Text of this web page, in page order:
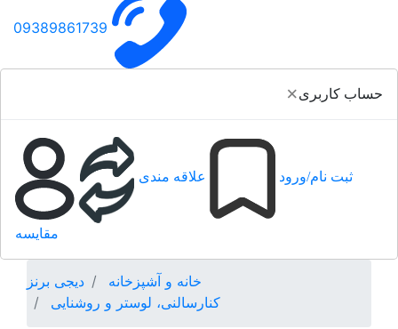
09389861739
×حساب کاربری
ثبت نام/ورود علاقه مندی
مقایسه
دیجی برنز
خانه و آشپزخانه
کنارسالنی، لوستر و روشنایی